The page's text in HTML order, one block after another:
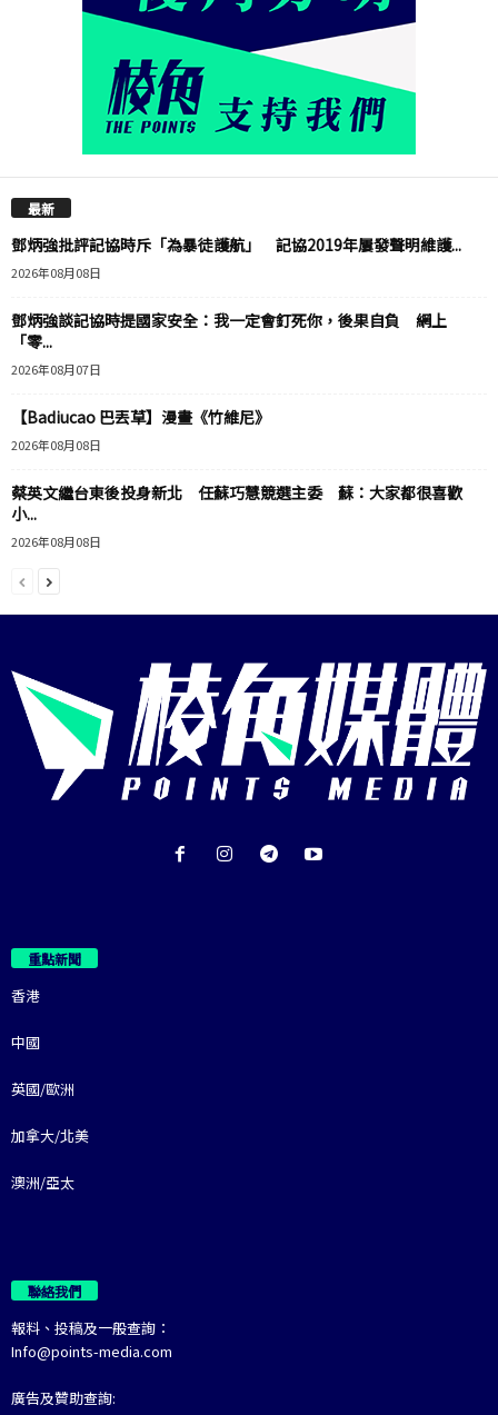
最新
鄧炳強批評記協時斥「為暴徒護航」 記協2019年屢發聲明維護...
2026年08月08日
鄧炳強談記協時提國家安全：我一定會釘死你，後果自負 網上
「零...
2026年08月07日
【Badiucao 巴丟草】漫畫《竹維尼》
2026年08月08日
蔡英文繼台東後投身新北 任蘇巧慧競選主委 蘇：大家都很喜歡
小...
2026年08月08日
重點新聞
香港
中國
英國/歐洲
加拿大/北美
澳洲/亞太
聯絡我們
報料、投稿及一般查詢：
Info@points-media.com
廣告及贊助查詢: